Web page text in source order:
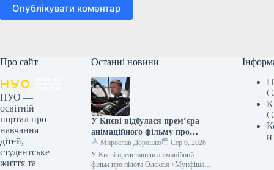
Опублікувати коментар
Про сайт
НУО —
освітній
портал про
навчання
дітей,
студентське
життя та
Останні новини
У Києві відбулася прем’єра
анімаційного фільму про
пілота Олексія «Мунфіша»
Меся.
Мирослав Дорошко
Сер 6, 2026
У Києві представили анімаційний
фільм про пілота Олексія «Мунфіша»
и